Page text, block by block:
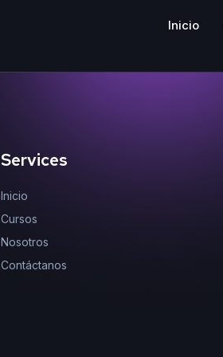
Inicio
Services
Inicio
Cursos
Nosotros
Contáctanos